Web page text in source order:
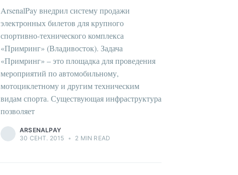
ArsenalPay внедрил систему продажи
электронных билетов для крупного
спортивно-технического комплекса
«Примринг» (Владивосток). Задача
«Примринг» – это площадка для проведения
мероприятий по автомобильному,
мотоциклетному и другим техническим
видам спорта. Существующая инфраструктура
позволяет
ARSENALPAY
30 СЕНТ. 2015 • 2 MIN READ